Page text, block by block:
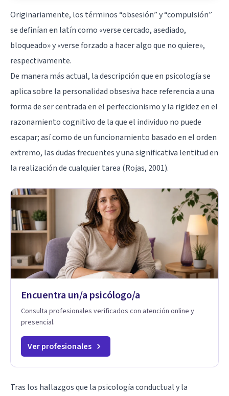
Originariamente, los términos “obsesión” y “compulsión”
se definían en latín como «verse cercado, asediado,
bloqueado» y «verse forzado a hacer algo que no quiere»,
respectivamente.
De manera más actual, la descripción que en psicología se
aplica sobre la personalidad obsesiva hace referencia a una
forma de ser centrada en el perfeccionismo y la rigidez en el
razonamiento cognitivo de la que el individuo no puede
escapar; así como de un funcionamiento basado en el orden
extremo, las dudas frecuentes y una significativa lentitud en
la realización de cualquier tarea (Rojas, 2001).
Encuentra un/a psicólogo/a
Consulta profesionales verificados con atención online y
presencial.
Ver profesionales
Tras los hallazgos que la psicología conductual y la